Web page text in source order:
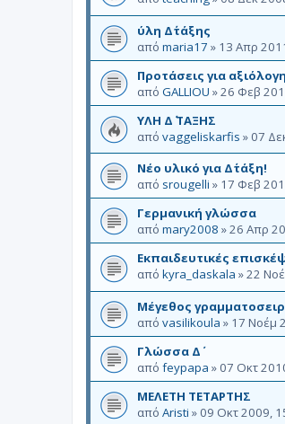
ύλη Δ΄τάξης
από maria17 » 13 Απρ
Προτάσεις για
από GALLIOU »26 Φεβ
ΥΛΗ Δ΄ ΤΑΞΗΣ
από vaggeliskarfis » 07
Νέο υλικό για Δ΄τάξη!
από srougelli » 17 Φεβ
Γερμανική γλώσσα
από mary2008 »26 Απρ
Εκπαιδευτικές
από kyra_daskala »22
Μέγεθος
από vasilikoula » 17 Νοέμ
Γλώσσα Δ΄
από feypapa » 07 Οκτ
ΜΕΛΕΤΗ ΤΕΤΑΡΤΗΣ
από Aristi » 09 Οκτ 2009,